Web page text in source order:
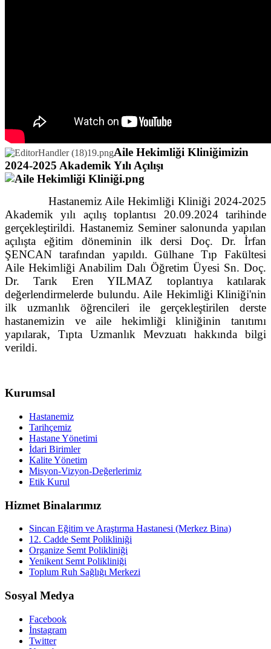
Aile Hekimliği Kliniğimizin
2024-2025 Akademik Yılı Açılışı
Hastanemiz Aile Hekimliği Kliniği 2024-2025
Akademik yılı açılış toplantısı 20.09.2024 tarihinde
gerçekleştirildi. Hastanemiz Seminer salonunda yapılan
açılışta eğitim döneminin ilk dersi Doç. Dr. İrfan
ŞENCAN tarafından yapıldı. Gülhane Tıp Fakültesi
Aile Hekimliği Anabilim Dalı Öğretim Üyesi Sn. Doç.
Dr. Tarık Eren YILMAZ toplantıya katılarak
değerlendirmelerde bulundu. Aile Hekimliği Kliniği'nin
ilk uzmanlık öğrencileri ile gerçekleştirilen derste
hastanemizin ve aile hekimliği kliniğinin tanıtımı
yapılarak, Tıpta Uzmanlık Mevzuatı hakkında bilgi
verildi.
Kurumsal
Hastanemiz
Tarihçemiz
Hastane Yönetimi
İdari Birimler
Kalite Yönetim
Misyon-Vizyon-Değerlerimiz
Etik Kurul
Hizmet Binalarımız
Sincan Eğitim ve Araştırma Hastanesi (Merkez Bina)
12. Cadde Semt Polikliniği
Organize Semt Polikliniği
Yenikent Semt Polikliniği
Toplum Ruh Sağlığı Merkezi
Sosyal Medya
Facebook
İnstagram
Twitter